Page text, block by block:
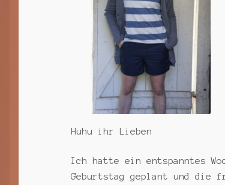
Huhu ihr Lieben
Ich hatte ein entspanntes
Geburtstag geplant und die